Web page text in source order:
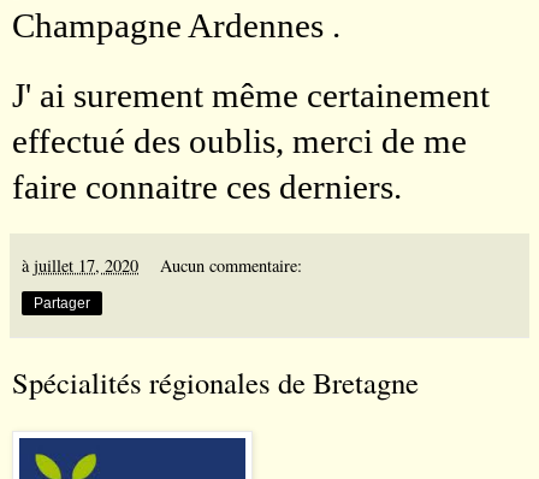
Champagne Ardennes .
J' ai surement même certainement
effectué des oublis, merci de me
faire connaitre ces derniers.
àjuillet 17, 2020 Aucun commentaire:
Partager
Spécialités régionales de Bretagne